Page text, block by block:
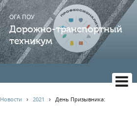
ОГА ПОУ
Дорожно-транспортный
техникум
Новости ›2021 ›День Призывника: